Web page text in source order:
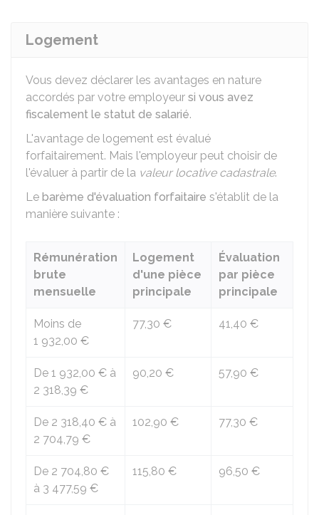
Logement
Vous devez déclarer les avantages en nature
accordés par votre employeur si vous avez
fiscalement le statut de salarié.
L'avantage de logement est évalué
forfaitairement. Mais l'employeur peut choisir de
l'évaluer à partir de la valeur locative cadastrale.
Le barème d'évaluation forfaitaire s'établit de la
manière suivante :
Rémunération
brute
mensuelle
Logement
d'une pièce
principale
Évaluation
par pièce
principale
Moins de
1 932,00 €
77,30 € 41,40 €
De 1 932,00 € à
2 318,39 €
90,20 € 57,90 €
De 2 318,40 € à
2 704,79 €
102,90 € 77,30 €
De 2 704,80 €
à 3 477,59 €
115,80 € 96,50 €